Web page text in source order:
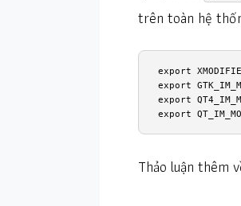
trên toàn hệ
export
export
export
export
Thảo luận thêm